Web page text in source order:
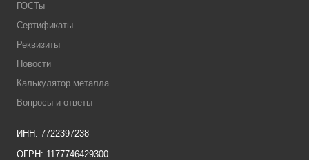
ГОСТы
Сертификаты
Реквизиты
Новости
Калькулятор металла
Вопросы и ответы
ИНН: 7722397238
ОГРН: 1177746429300